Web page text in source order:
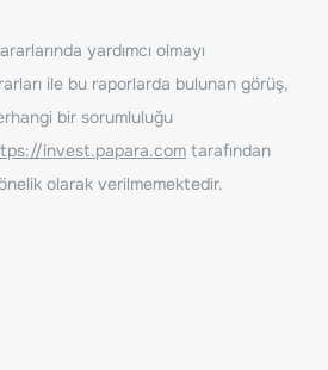
yardımcı olmayı
ile bu raporlarda bulunan görüş,
bir sorumluluğu
invest.papara.com tarafından
olarak verilmemektedir.